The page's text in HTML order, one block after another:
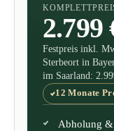
2.799
Festpreis inkl.
Sterbeort in
im Saarland:
12 Monate
Abholung &